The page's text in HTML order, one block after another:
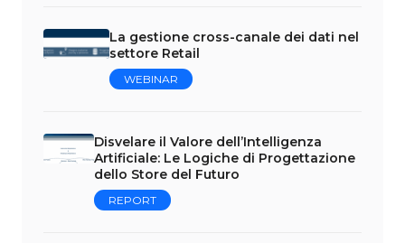
La gestione cross-canale dei dati nel
settore Retail
WEBINAR
Disvelare il Valore dell’Intelligenza
Artificiale: Le Logiche di Progettazione
dello Store del Futuro
REPORT